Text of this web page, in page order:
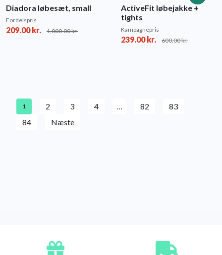
Diadora løbesæt, small
Fordelspris
209.00kr. 1,000.00kr.
ActiveFit løbejakke +
tights
Kampagnepris
239.00kr. 600.00kr.
1 2 3 4 … 82
83
84
Næste